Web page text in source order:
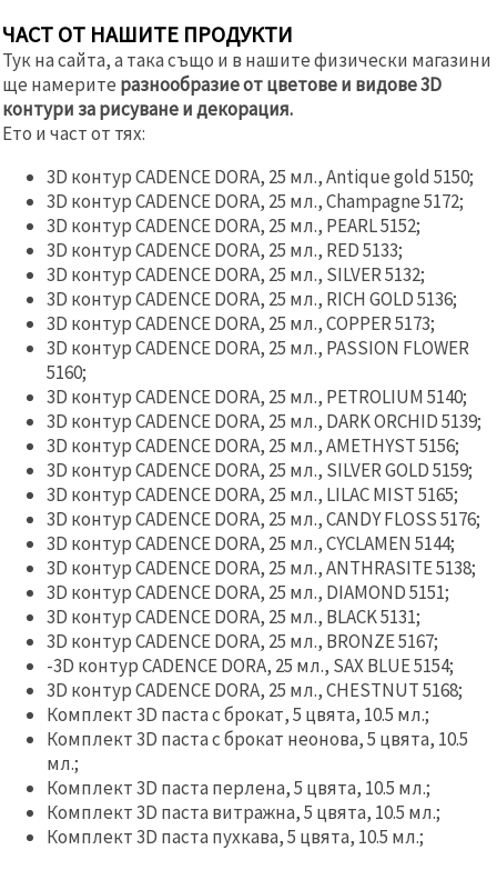
ЧАСТ ОТ НАШИТЕ ПРОДУКТИ
Тук на сайта, а така също и в нашите физически магазини
ще намерите разнообразие от цветове и видове 3D
контури за рисуване и декорация.
Ето и част от тях:
3D контур CADENCE DORA, 25 мл., Antique gold 5150;
3D контур CADENCE DORA, 25 мл., Champagne 5172;
3D контур CADENCE DORA, 25 мл., PEARL 5152;
3D контур CADENCE DORA, 25 мл., RED 5133;
3D контур CADENCE DORA, 25 мл., SILVER 5132;
3D контур CADENCE DORA, 25 мл., RICH GOLD 5136;
3D контур CADENCE DORA, 25 мл., COPPER 5173;
3D контур CADENCE DORA, 25 мл., PASSION FLOWER
5160;
3D контур CADENCE DORA, 25 мл., PETROLIUM 5140;
3D контур CADENCE DORA, 25 мл., DARK ORCHID 5139;
3D контур CADENCE DORA, 25 мл., AMETHYST 5156;
3D контур CADENCE DORA, 25 мл., SILVER GOLD 5159;
3D контур CADENCE DORA, 25 мл., LILAC MIST 5165;
3D контур CADENCE DORA, 25 мл., CANDY FLOSS 5176;
3D контур CADENCE DORA, 25 мл., CYCLAMEN 5144;
3D контур CADENCE DORA, 25 мл., ANTHRASITE 5138;
3D контур CADENCE DORA, 25 мл., DIAMOND 5151;
3D контур CADENCE DORA, 25 мл., BLACK 5131;
3D контур CADENCE DORA, 25 мл., BRONZE 5167;
-3D контур CADENCE DORA, 25 мл., SAX BLUE 5154;
3D контур CADENCE DORA, 25 мл., CHESTNUT 5168;
Комплект 3D паста с брокат, 5 цвята, 10.5 мл.;
Комплект 3D паста с брокат неонова, 5 цвята, 10.5
мл.;
Комплект 3D паста перлена, 5 цвята, 10.5 мл.;
Комплект 3D паста витражна, 5 цвята, 10.5 мл.;
Комплект 3D паста пухкава, 5 цвята, 10.5 мл.;